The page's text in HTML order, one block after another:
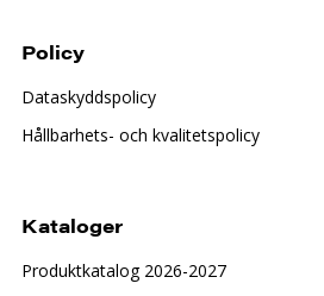
Policy
Dataskyddspolicy
Hållbarhets- och kvalitetspolicy
Kataloger
Produktkatalog 2026-2027